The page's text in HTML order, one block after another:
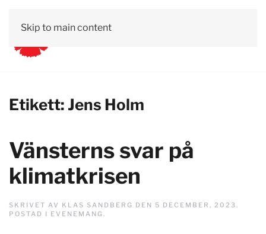
Skip to main content
Etikett: Jens Holm
Vänsterns svar på
klimatkrisen
SKRIVET AV KLAS SANDBERG DEN 5 DECEMBER, 2023.
POSTAD I EVENEMANG.